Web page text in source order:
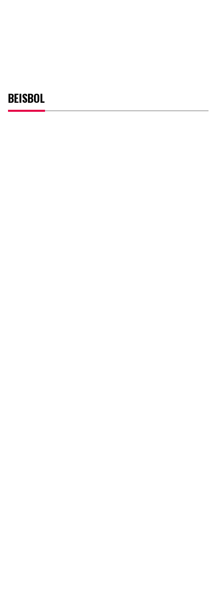
BEISBOL